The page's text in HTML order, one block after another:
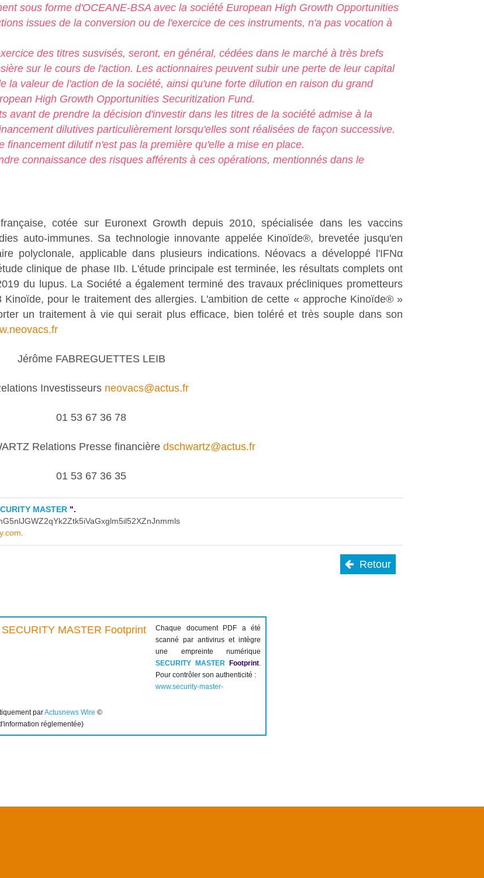
sous forme d'OCEANE-BSA avec la société European High Growth Opportunities
issues de la conversion ou de l'exercice de ces instruments, n'a pas vocation à
des titres susvisés, seront, en général, cédées dans le marché à très brefs
sur le cours de l'action. Les actionnaires peuvent subir une perte de leur capital
la valeur de l'action de la société, ainsi qu'une forte dilution en raison du grand
High Growth Opportunities Securitization Fund.
avant de prendre la décision d'investir dans les titres de la société admise à la
dilutives particulièrement lorsqu'elles sont réalisées de façon successive.
dilutif n'est pas la première qu'elle a mise en place.
connaissance des risques afférents à ces opérations, mentionnés dans le
cotée sur Euronext Growth depuis 2010, spécialisée dans les vaccins
auto-immunes. Sa technologie innovante appelée Kinoïde®, brevetée jusqu'en
polyclonale, applicable dans plusieurs indications. Néovacs a développé l'IFNα
clinique de phase IIb. L'étude principale est terminée, les résultats complets ont
du lupus. La Société a également terminé des travaux précliniques prometteurs
pour le traitement des allergies. L'ambition de cette « approche Kinoïde® »
un traitement à vie qui serait plus efficace, bien toléré et très souple dans son
Jérôme FABREGUETTES LEIB
Investisseurs neovacs@actus.fr
01 53 67 36 78
Relations Presse financière dschwartz@actus.fr
01 53 67 36 35
MASTER ".
.
Retour
Chaque document PDF a été
scanné par antivirus et intègre
une empreinte numérique
SECURITY MASTER Footprint.
Pour contrôler son authenticité :
www.security-master-
parActusnews Wire ©
réglementée)